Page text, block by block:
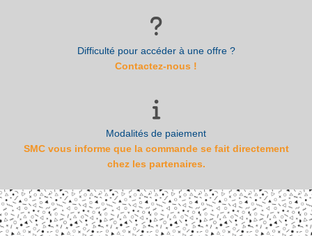
Difficulté pour accéder à une offre ?
Contactez-nous !
Modalités de paiement
SMC vous informe que la commande se fait directement
chez les partenaires.